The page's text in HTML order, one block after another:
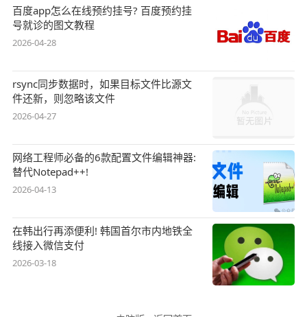
百度app怎么在线预约挂号? 百度预约挂
号就诊的图文教程
2026-04-28
rsync同步数据时，如果目标文件比源文
件还新，则忽略该文件
2026-04-27
网络工程师必备的6款配置文件编辑神器:
替代Notepad++!
2026-04-13
在韩出行再添便利! 韩国首尔市内地铁全
线接入微信支付
2026-03-18